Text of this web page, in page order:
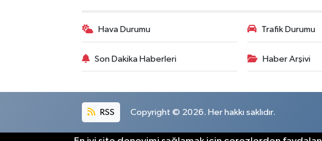
Hava Durumu Trafik Durumu
Son Dakika Haberleri Haber Arşivi
RSS Copyright © 2026. Her hakkı saklıdır.